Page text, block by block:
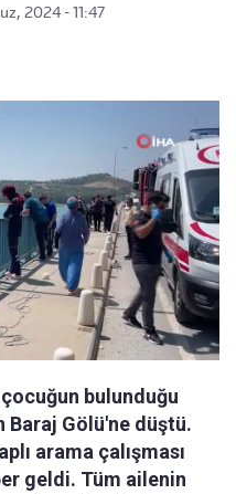
2024 - 11:47
bulunduğu
Gölü'ne düştü.
arama çalışması
geldi. Tüm ailenin